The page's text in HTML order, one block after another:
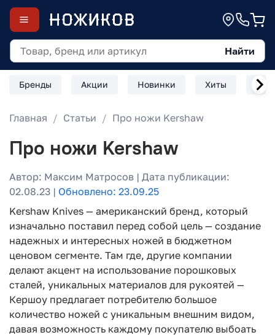
Найти
Бренды Акции Новинки Хиты
Главная Статьи Про ножи Kershaw
Про ножи Kershaw
Автор: Максим Матросов | Дата публикации:
02.08.23 | Обновлено: 23.09.25
Kershaw Knives — американский бренд, который
изначально поставил перед собой цель — создание
надежных и интересных ножей в бюджетном
ценовом сегменте. Там где, другие компании
делают акцент на использование порошковых
сталей, уникальных материалов для рукоятей —
Кершоу предлагает потребителю большое
количество ножей с уникальным внешним видом,
давая возможность каждому покупателю выбоать